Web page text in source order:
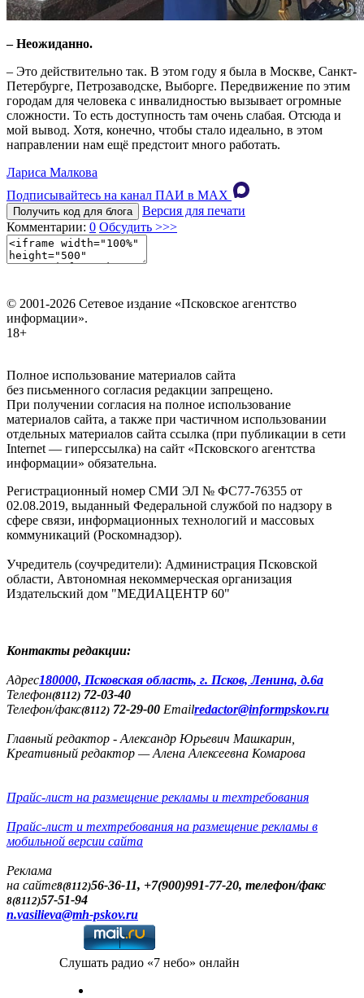
– Неожиданно.
– Это действительно так. В этом году я была в Москве, Санкт-
Петербурге, Петрозаводске, Выборге. Передвижение по этим
городам для человека с инвалидностью вызывает огромные
сложности. То есть доступность там очень слабая. Отсюда и
мой вывод. Хотя, конечно, чтобы стало идеально, в этом
направлении нам ещё предстоит много работать.
Лариса Малкова
Подписывайтесь на канал ПАИ в MAХ
Получить код для блога
Версия для печати
Комментарии: 0 Обсудить >>>
© 2001-2026 Сетевое издание «Псковское агентство
информации».
18+
Полное использование материалов сайта
без письменного согласия редакции запрещено.
При получении согласия на полное использование
материалов сайта, а также при частичном использовании
отдельных материалов сайта ссылка (при публикации в сети
Internet — гиперссылка) на сайт «Псковского агентства
информации» обязательна.
Регистрационный номер СМИ ЭЛ № ФС77-76355 от
02.08.2019, выданный Федеральной службой по надзору в
сфере связи, информационных технологий и массовых
коммуникаций (Роскомнадзор).
Учредитель (соучредители): Администрация Псковской
области, Автономная некоммерческая организация
Издательский дом "МЕДИАЦЕНТР 60"
Контакты редакции:
Адреc180000, Псковская область, г. Псков, Ленина, д.6а
Телефон(8112) 72-03-40
Телефон/факс(8112) 72-29-00 Emailredactor@informpskov.ru
Главный редактор - Александр Юрьевич Машкарин,
Креативный редактор — Алена Алексеевна Комарова
Прайс-лист на размещение рекламы и техтребования
Прайс-лист и техтребования на размещение рекламы в
мобильной версии сайта
Реклама
на сайте8(8112)56-36-11, +7(900)991-77-20, телефон/факс
8(8112)57-51-94
n.vasilieva@mh-pskov.ru
Слушать радио «7 небо» онлайн